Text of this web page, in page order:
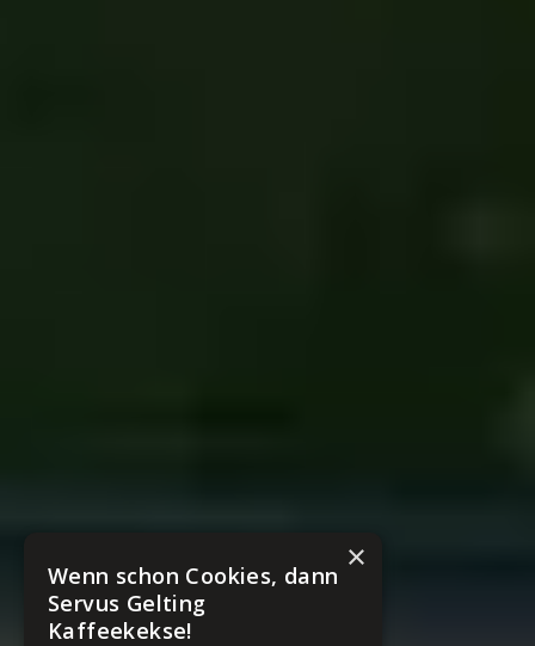
×
Wenn schon Cookies, dann
Servus Gelting
Kaffeekekse!